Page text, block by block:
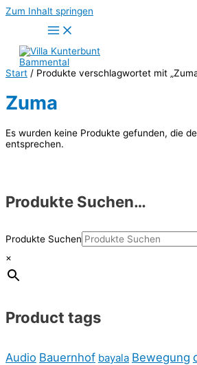
Zum Inhalt springen
Start / Produkte verschlagwortet mit
Zuma
Es wurden keine Produkte gefunden, die
entsprechen.
Produkte Suchen…
Produkte Suchen
×
Product tags
Audio Bauernhof bayala Bewegung